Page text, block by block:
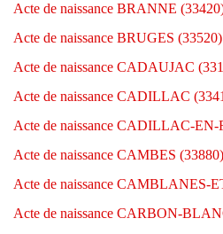
Acte de naissance BRANNE
Acte de naissance BRUGES (33520)
Acte de naissance CADAUJAC
Acte de naissance CADILLAC
Acte de naissance CADILLAC-
Acte de naissance CAMBES (33880)
Acte de naissance CAMBLANES-
Acte de naissance CARBON-